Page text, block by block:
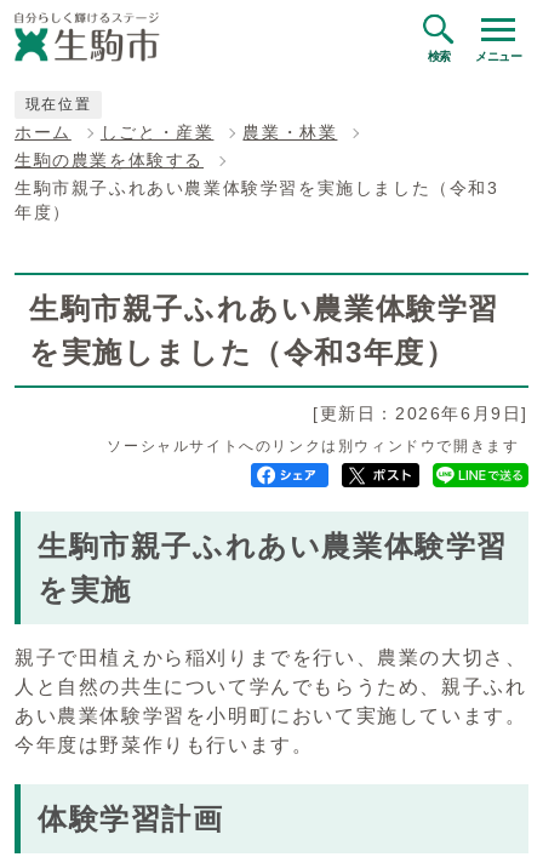
検索 メニュー
現在位置
ホーム しごと・産業
農業・林業
生駒の農業を体験する
生駒市親子ふれあい農業体験学習を実施しました（令和3
年度）
生駒市親子ふれあい農業体験学習
を実施しました（令和3年度）
[更新日：2026年6月9日]
ソーシャルサイトへのリンクは別ウィンドウで開きます
生駒市親子ふれあい農業体験学習
を実施
親子で田植えから稲刈りまでを行い、農業の大切さ、
人と自然の共生について学んでもらうため、親子ふれ
あい農業体験学習を小明町において実施しています。
今年度は野菜作りも行います。
体験学習計画